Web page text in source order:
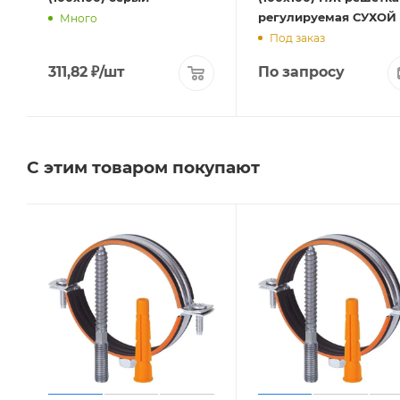
Много
311,82 ₽/шт
регулируемая СУХОЙ
Под заказ
По запросу
С этим товаром покупают